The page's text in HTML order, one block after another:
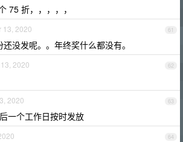
75 折，，，，，
61
13, 2020
还没发呢。。年终奖什么都没有。
62
2020
63
2020
一个工作日按时发放
64